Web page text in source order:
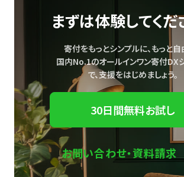
まずは体験してくだ
寄付をもっとシンプルに、もっと自
国内No.1のオールインワン寄付DX
で、支援をはじめましょう。
30日間無料お試し
お問い合わせ・資料請求